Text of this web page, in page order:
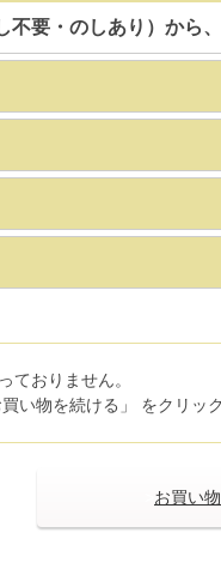
不要・のしあり）から
ておりません。
い物を続ける」 をクリッ